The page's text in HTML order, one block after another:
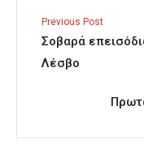
Previous Post
Σοβαρά
Λέσβο